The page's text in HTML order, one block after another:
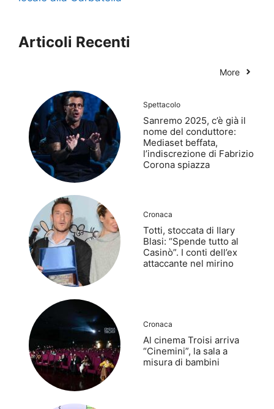
Articoli Recenti
More
Spettacolo
Sanremo 2025, c’è già il
nome del conduttore:
Mediaset beffata,
l’indiscrezione di Fabrizio
Corona spiazza
Cronaca
Totti, stoccata di Ilary
Blasi: “Spende tutto al
Casinò”. I conti dell’ex
attaccante nel mirino
Cronaca
Al cinema Troisi arriva
“Cinemini”, la sala a
misura di bambini